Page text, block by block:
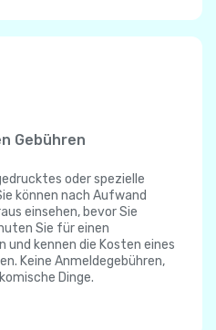
Gebühren
oder spezielle
können nach Aufwand
einsehen, bevor Sie
Sie für einen
kennen die Kosten eines
Keine Anmeldegebühren,
Dinge.